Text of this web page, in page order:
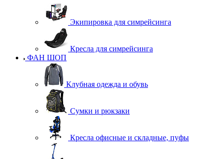
Экипировка для симрейсинга
Кресла для симрейсинга
ФАН ШОП
Клубная одежда и обувь
Сумки и рюкзаки
Кресла офисные и складные, пуфы